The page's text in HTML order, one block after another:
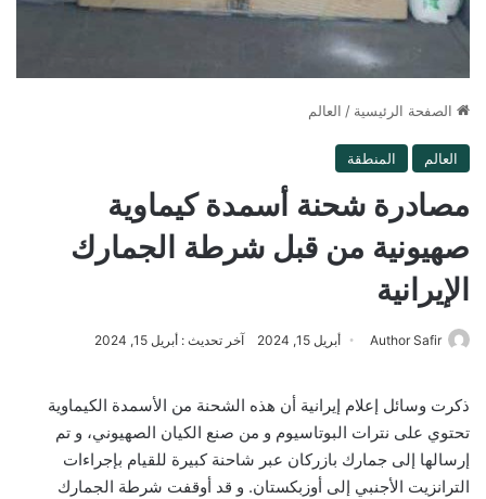
الصفحة الرئيسية / العالم
العالم المنطقة
مصادرة شحنة أسمدة كيماوية
صهيونية من قبل شرطة الجمارك
الإيرانية
Author Safir أبريل 15, 2024 آخر تحديث : أبريل 15, 2024
ذكرت وسائل إعلام إيرانية أن هذه الشحنة من الأسمدة الكيماوية
تحتوي على نترات البوتاسيوم و من صنع الكيان الصهيوني، و تم
إرسالها إلى جمارك بازركان عبر شاحنة كبيرة للقيام بإجراءات
الترانزيت الأجنبي إلى أوزبكستان. و قد أوقفت شرطة الجمارك